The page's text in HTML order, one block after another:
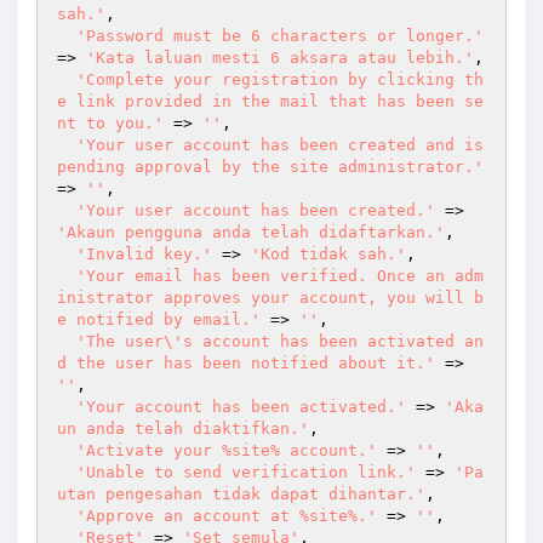
sah.' ,
'Password must be 6 characters or longer.'
=>
'Kata laluan mesti 6 aksara atau lebih.' ,
'Complete your registration by clicking th
e link provided in the mail that has been se
nt to you.'
=> '' ,
'Your user account has been created and is
pending approval by the site administrator.'
=>
'' ,
'Your user account has been created.'
'Akaun pengguna anda telah didaftarkan.' ,
'Invalid key.'
=> 'Kod tidak sah.' ,
'Your email has been verified. Once an adm
inistrator approves your account, you will b
e notified by email.'
=> '' ,
'The user\'s account has been activated an
d the user has been notified about it.'
'' ,
'Your account has been activated.'
=>
'Aka
un anda telah diaktifkan.' ,
'Activate your %site% account.'
=> '' ,
'Unable to send verification link.'
=>
'Pa
utan pengesahan tidak dapat dihantar.' ,
'Approve an account at %site%.'
=> '' ,
'Reset'
=> 'Set semula' ,